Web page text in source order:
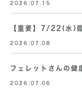
2026.07.15
【重要】7/22(水)
2026.07.08
フェレットさんの健
2026.07.06